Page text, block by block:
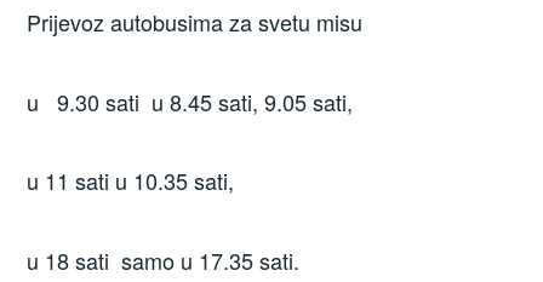
Prijevoz autobusima za svetu misu
u 9.30 sati u 8.45 sati, 9.05 sati,
u 11 sati u 10.35 sati,
u 18 sati samo u 17.35 sati.